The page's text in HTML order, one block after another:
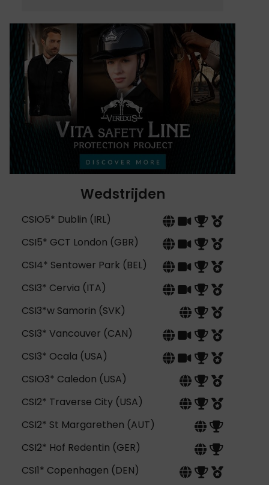
Wedstrijden
CSIO5* Dublin (IRL)
CSI5* GCT London (GBR)
CSI4* Sentower Park (BEL)
CSI3* Cervia (ITA)
CSI3*w Samorin (SVK)
CSI3* Vancouver (CAN)
CSI3* Ocala (USA)
CSIO3* Caledon (USA)
CSI2* Traverse City (USA)
CSI2* St Margarethen (AUT)
CSI2* Hof Redentin (GER)
CSI1* Copenhagen (DEN)